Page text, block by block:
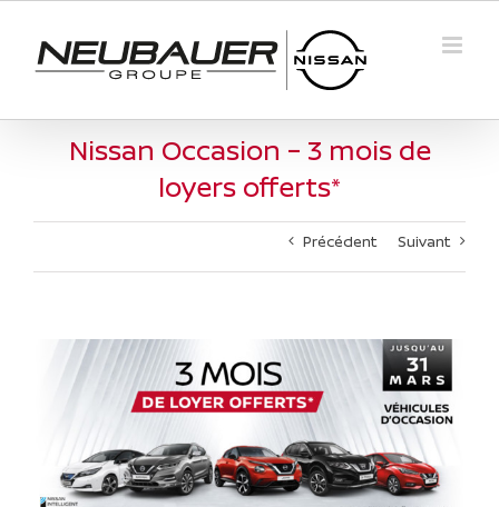
contenu
Nissan Occasion – 3 mois de
loyers offerts*
Précédent Suivant